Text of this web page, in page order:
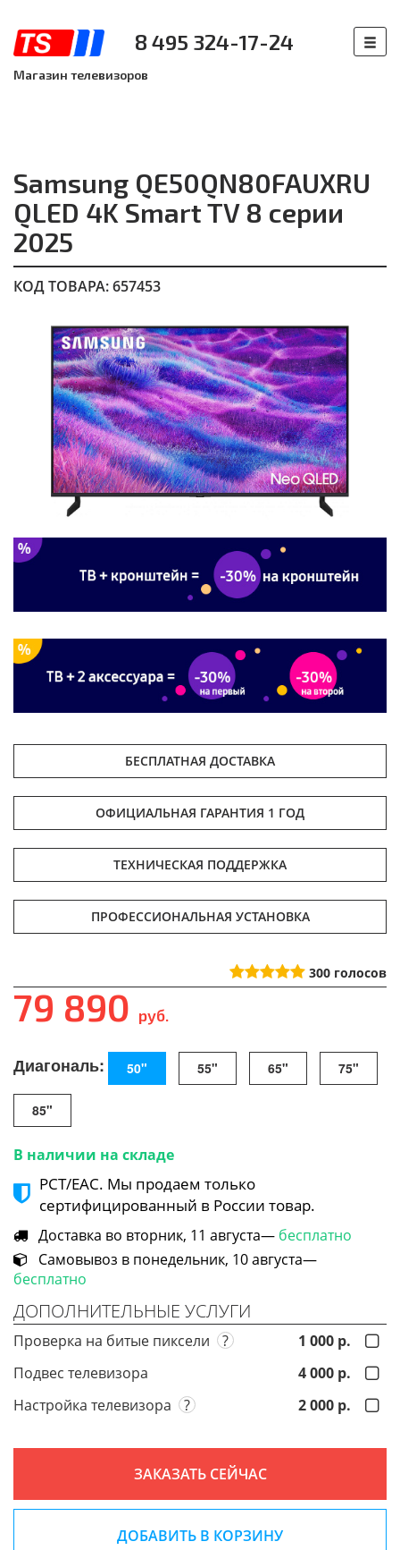
8 495 324-17-24
Магазин телевизоров
Samsung QE50QN80FAUXRU
QLED 4K Smart TV 8 серии
2025
КОД ТОВАРА: 657453
БЕСПЛАТНАЯ ДОСТАВКА
ОФИЦИАЛЬНАЯ ГАРАНТИЯ 1 ГОД
ТЕХНИЧЕСКАЯ ПОДДЕРЖКА
ПРОФЕССИОНАЛЬНАЯ УСТАНОВКА
300 голосов
79 890 руб.
Диагональ: 50" 55" 65" 75"
85"
В наличии на складе
РСТ/ЕАС. Мы продаем только
сертифицированный в России товар.
Доставка во вторник, 11 августа— бесплатно
Самовывоз в понедельник, 10 августа—
бесплатно
ДОПОЛНИТЕЛЬНЫЕ УСЛУГИ
Проверка на битые пиксели ?
1 000 р.
Подвес телевизора
4 000 р.
Настройка телевизора
? 2 000 р.
ЗАКАЗАТЬ СЕЙЧАС
ДОБАВИТЬ В КОРЗИНУ